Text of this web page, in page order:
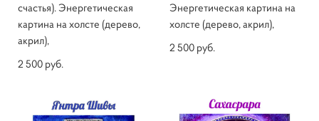
счастья). Энергетическая
картина на холсте (дерево,
акрил),
2 500 pуб.
Энергетическая картина на
холсте (дерево, акрил),
2 500 pуб.